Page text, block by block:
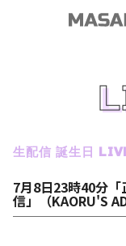
生配信 誕生日
7月8日23時40分
信」（KAORU'S